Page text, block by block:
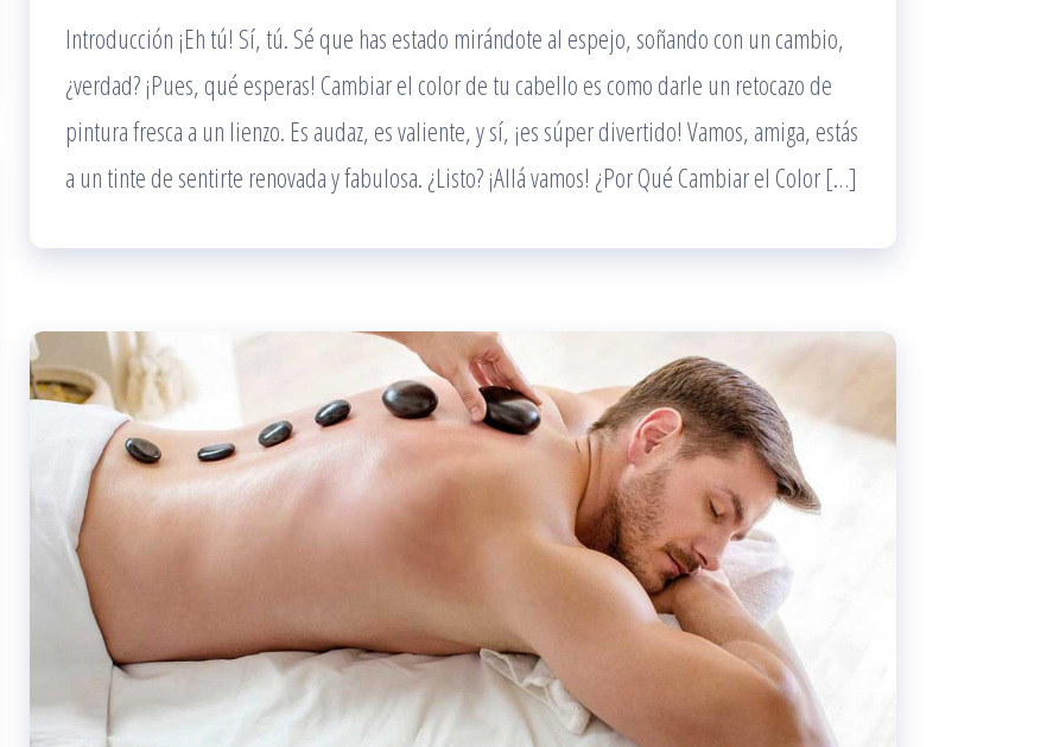
Introducción ¡Eh tú! Sí, tú. Sé que has estado mirándote al espejo, soñando con un cambio,
¿verdad? ¡Pues, qué esperas! Cambiar el color de tu cabello es como darle un retocazo de
pintura fresca a un lienzo. Es audaz, es valiente, y sí, ¡es súper divertido! Vamos, amiga, estás
a un tinte de sentirte renovada y fabulosa. ¿Listo? ¡Allá vamos! ¿Por Qué Cambiar el Color […]